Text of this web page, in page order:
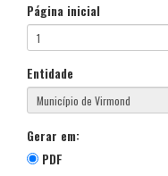
Página inicial
Entidade
Gerar em:
PDF